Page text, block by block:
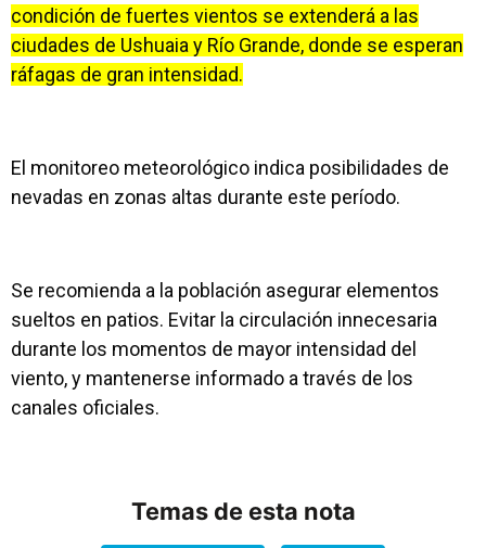
condición de fuertes vientos se extenderá a las
ciudades de Ushuaia y Río Grande, donde se esperan
ráfagas de gran intensidad.
El monitoreo meteorológico indica posibilidades de
nevadas en zonas altas durante este período.
Se recomienda a la población asegurar elementos
sueltos en patios. Evitar la circulación innecesaria
durante los momentos de mayor intensidad del
viento, y mantenerse informado a través de los
canales oficiales.
Temas de esta nota